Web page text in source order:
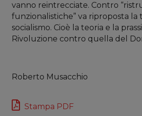
vanno reintrecciate. Contro
funzionalistiche” va riproposta la
socialismo. Cioè la teoria e la
Rivoluzione contro quella del
Roberto Musacchio
Stampa PDF